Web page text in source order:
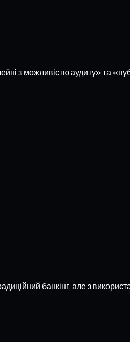
з можливістю аудиту» та
банкінг, але з